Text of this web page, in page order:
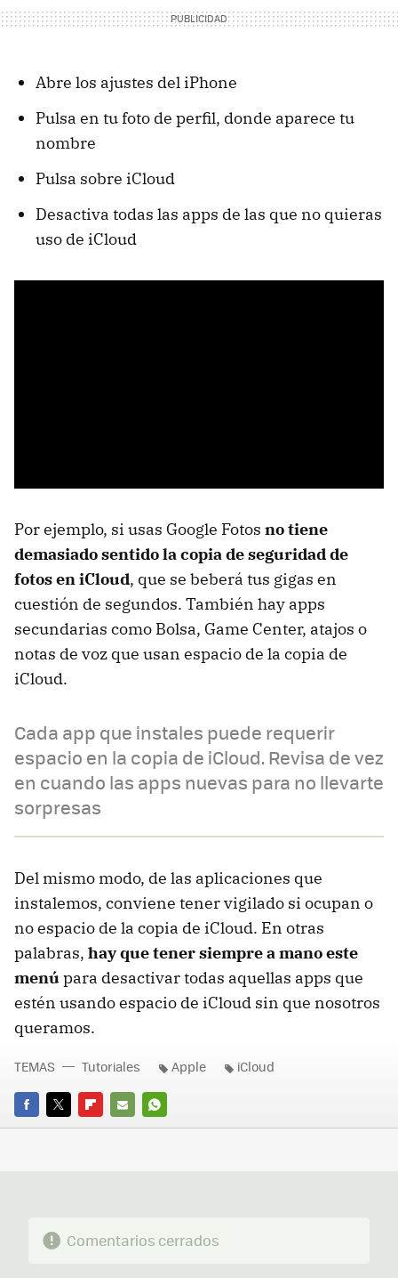
Abre los ajustes del iPhone
Pulsa en tu foto de perfil, donde aparece tu
nombre
Pulsa sobre iCloud
Desactiva todas las apps de las que no quieras
uso de iCloud
Por ejemplo, si usas Google Fotos no tiene
demasiado sentido la copia de seguridad de
fotos en iCloud, que se beberá tus gigas en
cuestión de segundos. También hay apps
secundarias como Bolsa, Game Center, atajos o
notas de voz que usan espacio de la copia de
iCloud.
Cada app que instales puede requerir
espacio en la copia de iCloud. Revisa de vez
en cuando las apps nuevas para no llevarte
sorpresas
Del mismo modo, de las aplicaciones que
instalemos, conviene tener vigilado si ocupan o
no espacio de la copia de iCloud. En otras
palabras, hay que tener siempre a mano este
menúpara desactivar todas aquellas apps que
estén usando espacio de iCloud sin que nosotros
queramos.
FACEBOOK
TWITTERFLIPBOARD
E-
WHATSAPP
TEMAS Tutoriales Apple iCloud
Comentarios cerrados